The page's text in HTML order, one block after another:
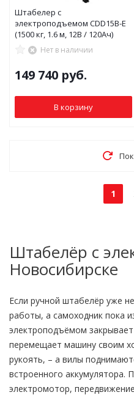
Штабелер с
электроподъемом CDD15B-E
(1500 кг, 1.6 м, 12В / 120Ач)
Нет в наличии
149 740 руб.
В корзину
1
Штабелёр с
Новосибирске
Если ручной штабелёр уже
работы, а самоходник пока
электроподъёмом
перемещает машину своим
рукоять, – а вилы
встроенного аккумулятора.
электромотор,